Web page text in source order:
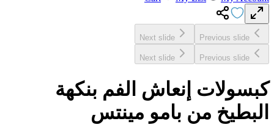
Previous slide
Next slide
Previous slide
Next slide
كبسولات إنعاش الفم بنكهة
البطيخ من بامو مينتس